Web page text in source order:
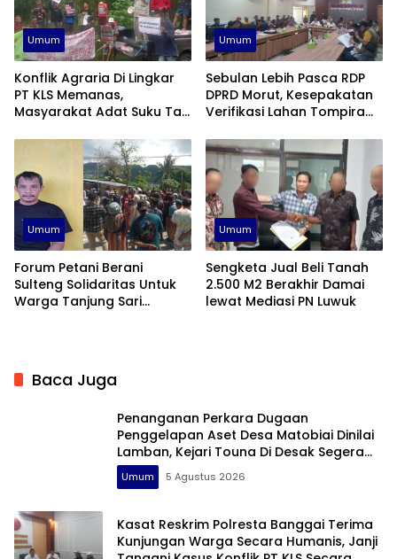
Umum
Konflik Agraria Di Lingkar
PT KLS Memanas,
Masyarakat Adat Suku Taa
Umum
Sebulan Lebih Pasca RDP
DPRD Morut, Kesepakatan
Verifikasi Lahan Tompira
Umum
Forum Petani Berani
Sulteng Solidaritas Untuk
Warga Tanjung Sari
Umum
Sengketa Jual Beli Tanah
2.500 M2 Berakhir Damai
lewat Mediasi PN Luwuk
Baca Juga
Penanganan Perkara Dugaan
Penggelapan Aset Desa Matobiai Dinilai
Lamban, Kejari Touna Di Desak Segera
Limpahkan Berkas
Umum 5 Agustus 2026
Kasat Reskrim Polresta Banggai Terima
Kunjungan Warga Secara Humanis, Janji